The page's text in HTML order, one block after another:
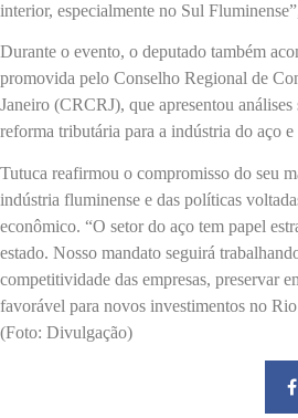
interior, especialmente no Sul
Durante o evento, o deputado também
promovida pelo Conselho Regional de
Janeiro (CRCRJ), que apresentou
reforma tributária para a indústria do aço
Tutuca reafirmou o compromisso do seu
indústria fluminense e das políticas
econômico. “O setor do aço tem papel
estado. Nosso mandato seguirá
competitividade das empresas, preservar
favorável para novos investimentos no
(Foto: Divulgação)